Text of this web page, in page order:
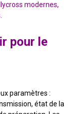
modernes,
pour le
paramètres :
état de la